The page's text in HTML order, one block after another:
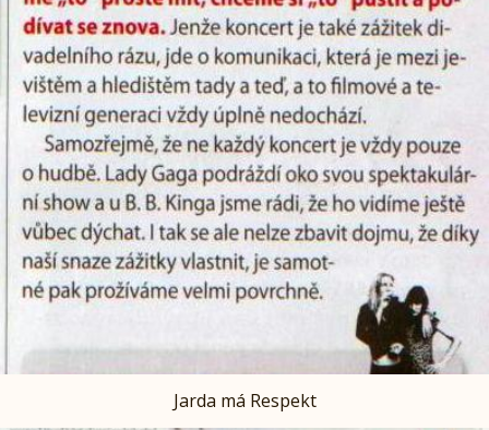
Jarda má Respekt